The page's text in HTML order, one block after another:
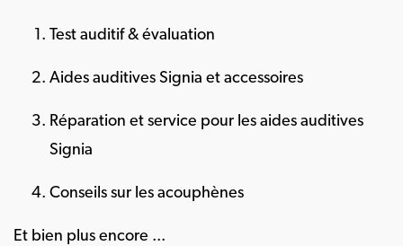
Test auditif & évaluation
Aides auditives Signia et accessoires
Réparation et service pour les aides auditives
Signia
Conseils sur les acouphènes
Et bien plus encore ...